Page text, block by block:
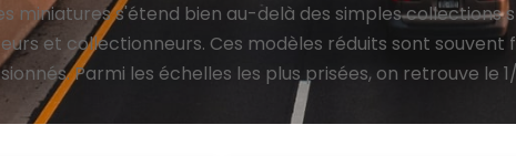
miniatures s'étend bien au-delà des simples collections
et collectionneurs. Ces modèles réduits sont
Parmi les échelles les plus prisées, on retrouve le